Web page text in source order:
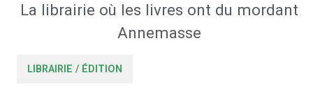
La librairie où les livres ont du mordant
Annemasse
LIBRAIRIE / ÉDITION